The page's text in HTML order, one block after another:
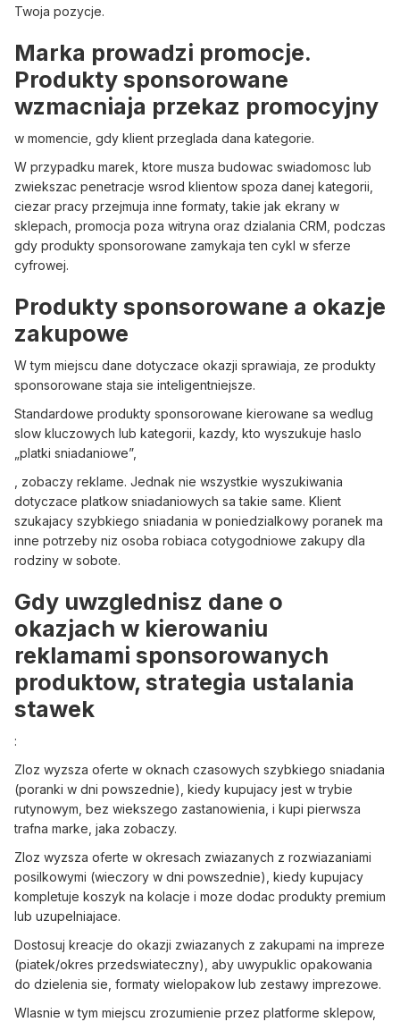
Twoja pozycje.
Marka prowadzi promocje.
Produkty sponsorowane
wzmacniaja przekaz promocyjny
w momencie, gdy klient przeglada dana kategorie.
W przypadku marek, ktore musza budowac swiadomosc lub
zwiekszac penetracje wsrod klientow spoza danej kategorii,
ciezar pracy przejmuja inne formaty, takie jak ekrany w
sklepach, promocja poza witryna oraz dzialania CRM, podczas
gdy produkty sponsorowane zamykaja ten cykl w sferze
cyfrowej.
Produkty sponsorowane a okazje
zakupowe
W tym miejscu dane dotyczace okazji sprawiaja, ze produkty
sponsorowane staja sie inteligentniejsze.
Standardowe produkty sponsorowane kierowane sa wedlug
slow kluczowych lub kategorii, kazdy, kto wyszukuje haslo
„platki sniadaniowe”,
, zobaczy reklame. Jednak nie wszystkie wyszukiwania
dotyczace platkow sniadaniowych sa takie same. Klient
szukajacy szybkiego sniadania w poniedzialkowy poranek ma
inne potrzeby niz osoba robiaca cotygodniowe zakupy dla
rodziny w sobote.
Gdy uwzglednisz dane o
okazjach w kierowaniu
reklamami sponsorowanych
produktow, strategia ustalania
stawek
:
Zloz wyzsza oferte w oknach czasowych szybkiego sniadania
(poranki w dni powszednie), kiedy kupujacy jest w trybie
rutynowym, bez wiekszego zastanowienia, i kupi pierwsza
trafna marke, jaka zobaczy.
Zloz wyzsza oferte w okresach zwiazanych z rozwiazaniami
posilkowymi (wieczory w dni powszednie), kiedy kupujacy
kompletuje koszyk na kolacje i moze dodac produkty premium
lub uzupelniajace.
Dostosuj kreacje do okazji zwiazanych z zakupami na impreze
(piatek/okres przedswiateczny), aby uwypuklic opakowania
do dzielenia sie, formaty wielopakow lub zestawy imprezowe.
Wlasnie w tym miejscu zrozumienie przez platforme sklepow,